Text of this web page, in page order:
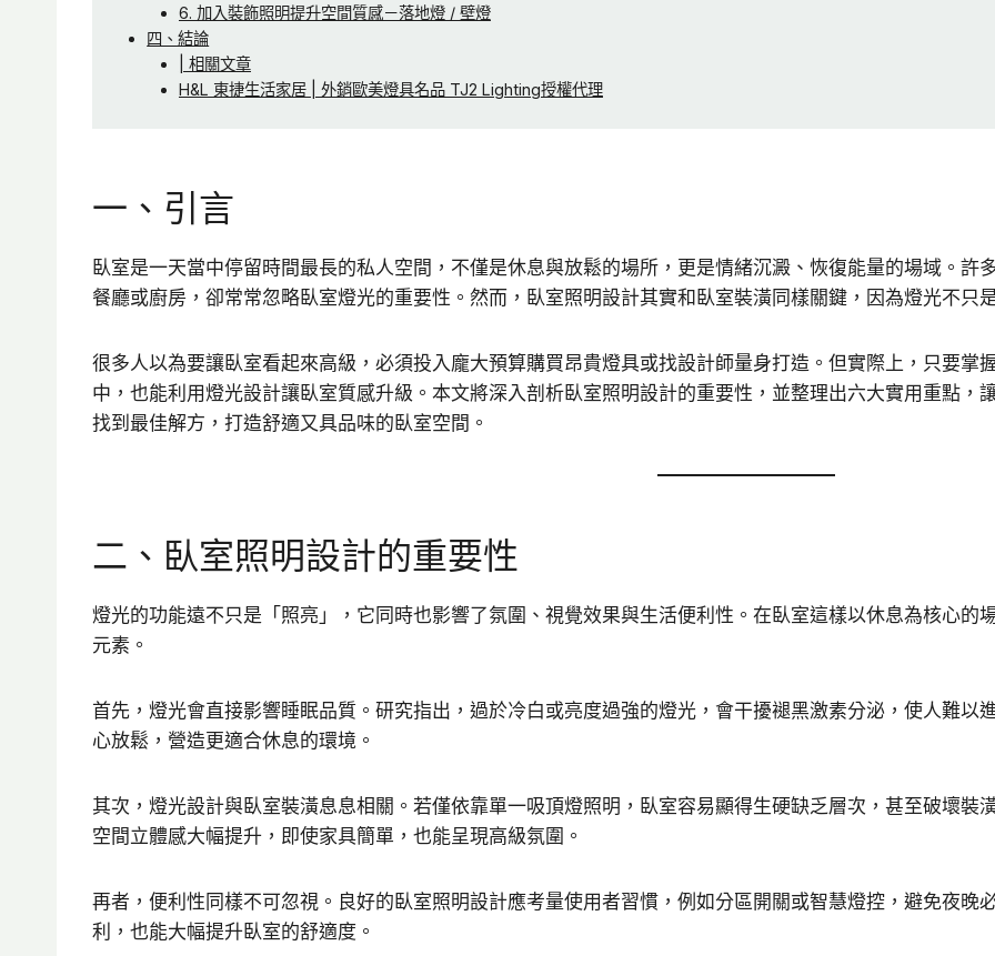
6. 加入裝飾照明提升空間質感－落地燈 / 壁燈
四、結論
| 相關文章
H&L 東捷生活家居 | 外銷歐美燈具名品 TJ2 Lighting授權代理
一、引言
臥室是一天當中停留時間最長的私人空間，不僅是休息與放鬆的場所，更是情緒沉澱、恢復能量的場域。許
餐廳或廚房，卻常常忽略臥室燈光的重要性。然而，臥室照明設計其實和臥室裝潢同樣關鍵，因為燈光不只
很多人以為要讓臥室看起來高級，必須投入龐大預算購買昂貴燈具或找設計師量身打造。但實際上，只要掌
中，也能利用燈光設計讓臥室質感升級。本文將深入剖析臥室照明設計的重要性，並整理出六大實用重點，
找到最佳解方，打造舒適又具品味的臥室空間。
二、臥室照明設計的重要性
燈光的功能遠不只是「照亮」，它同時也影響了氛圍、視覺效果與生活便利性。在臥室這樣以休息為核心的
元素。
首先，燈光會直接影響睡眠品質。研究指出，過於冷白或亮度過強的燈光，會干擾褪黑激素分泌，使人難以
心放鬆，營造更適合休息的環境。
其次，燈光設計與臥室裝潢息息相關。若僅依靠單一吸頂燈照明，臥室容易顯得生硬缺乏層次，甚至破壞裝
空間立體感大幅提升，即使家具簡單，也能呈現高級氛圍。
再者，便利性同樣不可忽視。良好的臥室照明設計應考量使用者習慣，例如分區開關或智慧燈控，避免夜晚
利，也能大幅提升臥室的舒適度。